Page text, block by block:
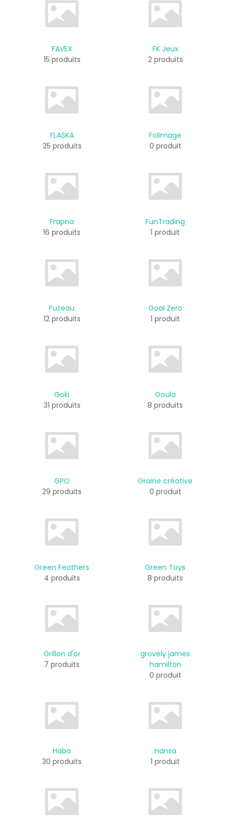
FAVEX
15 produits
FK Jeux
2 produits
FLASKA
25 produits
Folimage
0 produit
Frapna
16 produits
FunTrading
1 produit
Fuzeau
12 produits
Goal Zero
1 produit
Goki
31 produits
Goula
8 produits
GPO
29 produits
Graine créative
0 produit
Green Feathers
4 produits
Green Toys
8 produits
Grillon d'or
7 produits
grovely james
hamilton
0 produit
Haba
30 produits
Hansa
1 produit